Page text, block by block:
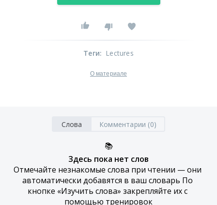
Теги: Lectures
О материале
Слова Комментарии (0)
📚
Здесь пока нет слов
Отмечайте незнакомые слова при чтении — они
автоматически добавятся в ваш словарь По
кнопке «Изучить слова» закрепляйте их с
помощью тренировок